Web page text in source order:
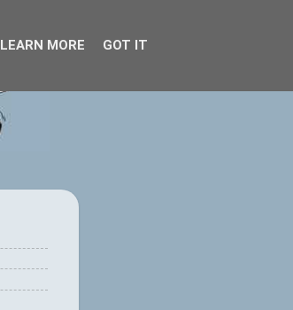
LEARN MORE GOT IT